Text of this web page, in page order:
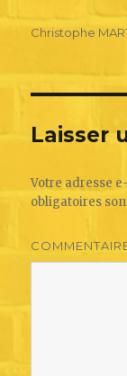
Author
Christophe
Laisser
Votre adresse
obligatoires